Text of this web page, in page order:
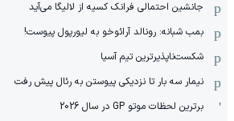
جانشین احتمالی فرانک کسیه از لالیگا می‌آید
بمب شبانه: رونالد آرائوخو به لیورپول پیوست!
شکست‌ناپذیرترین تیم آسیا
نیمار سه بار تا نزدیکی پیوستن به رئال پیش رفت
برترین لحظات موتو GP در سال 2026